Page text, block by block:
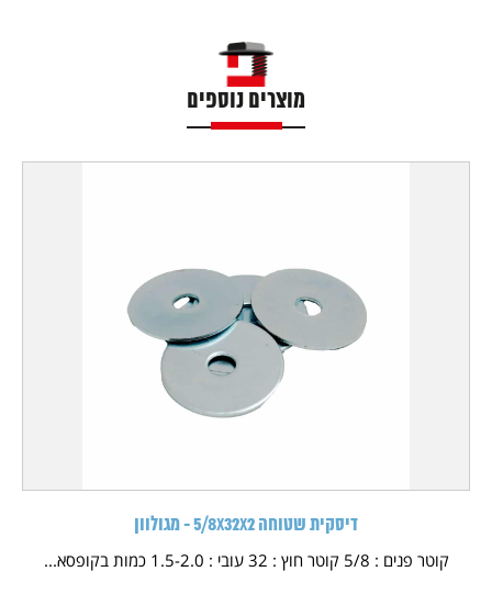
מוצרים נוספים
דיסקית שטוחה 5/8X32X2 - מגולוון
קוטר פנים : 5/8 קוטר חוץ : 32 עובי : 1.5-2.0 כמות בקופסא...